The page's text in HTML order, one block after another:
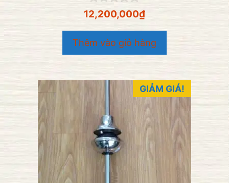
0
n
g
o
à
i
12,200,000₫
Thêm vào giỏ hàng
GIẢM GIÁ!